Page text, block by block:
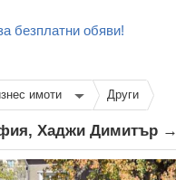
безплатни обяви!
имоти Други
Хаджи Димитър →